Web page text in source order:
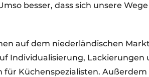
besser, dass sich unsere
auf dem niederländischen
Individualisierung, Lackierungen
Küchenspezialisten. Außerdem